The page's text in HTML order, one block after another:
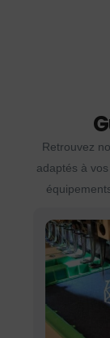
Retrouvez
adaptés à